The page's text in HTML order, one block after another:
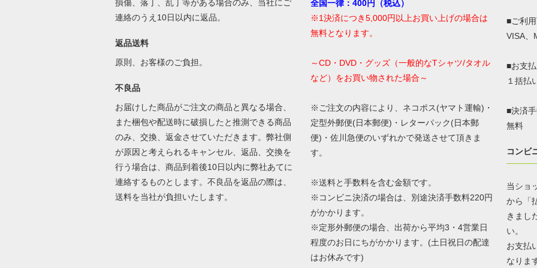
損傷、落丁、乱丁等がある場合のみ、当社にご
連絡のうえ10日以内に返品。
返品送料
原則、お客様のご負担。
不良品
お届けした商品がご注文の商品と異なる場合、
また梱包や配送時に破損したと推測できる商品
のみ、交換、返金させていただきます。弊社側
が原因と考えられるキャンセル、返品、交換を
行う場合は、商品到着後10日以内に弊社あてに
連絡するものとします。不良品を返品の際は、
送料を当社が負担いたします。
全国一律：400円（税込）
※1決済につき5,000円以上お買い上げの場合は
無料となります。
～CD・DVD・グッズ（一般的なTシャツ/タオル
など）をお買い物された場合～
※ご注文の内容により、ネコポス(ヤマト運輸)・
定型外郵便(日本郵便)・レターパック(日本郵
便)・佐川急便のいずれかで発送させて頂きま
す。
※送料と手数料を含む金額です。
※コンビニ決済の場合は、別途決済手数料220円
がかかります。
※定形外郵便の場合、出荷から平均3・4営業日
程度のお日にちがかかります。(土日祝日の配達
はお休みです)
■ご利
VISA、
■お支
１括払
■決済
無料
コンビ
当ショ
から「
きまし
い。
お支払
なりま